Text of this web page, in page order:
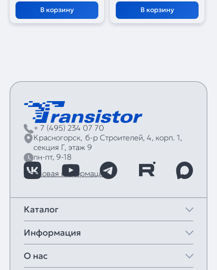
В корзину В корзину
+ 7 (495) 234 07 70
Красногорск, б‑р Строителей, 4, корп. 1,
секция Г, этаж 9
пн-пт, 9-18
Правовая информация
Каталог
Информация
О нас